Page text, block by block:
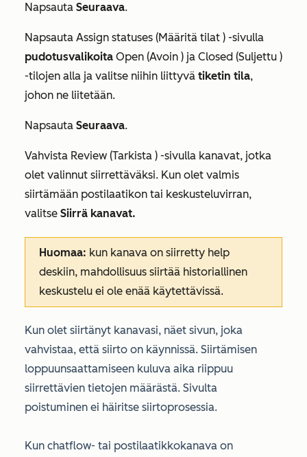
Napsauta Seuraava.
Napsauta Assign statuses (Määritä tilat ) -sivulla
pudotusvalikoita Open (Avoin ) ja Closed (Suljettu )
-tilojen alla ja valitse niihin liittyvä tiketin tila,
johon ne liitetään.
Napsauta Seuraava.
Vahvista Review (Tarkista ) -sivulla kanavat, jotka
olet valinnut siirrettäväksi. Kun olet valmis
siirtämään postilaatikon tai keskusteluvirran,
valitse Siirrä kanavat.
Huomaa: kun kanava on siirretty help
deskiin, mahdollisuus siirtää historiallinen
keskustelu ei ole enää käytettävissä.
Kun olet siirtänyt kanavasi, näet sivun, joka
vahvistaa, että siirto on käynnissä. Siirtämisen
loppuunsaattamiseen kuluva aika riippuu
siirrettävien tietojen määrästä. Sivulta
poistuminen ei häiritse siirtoprosessia.
Kun chatflow- tai postilaatikkokanava on